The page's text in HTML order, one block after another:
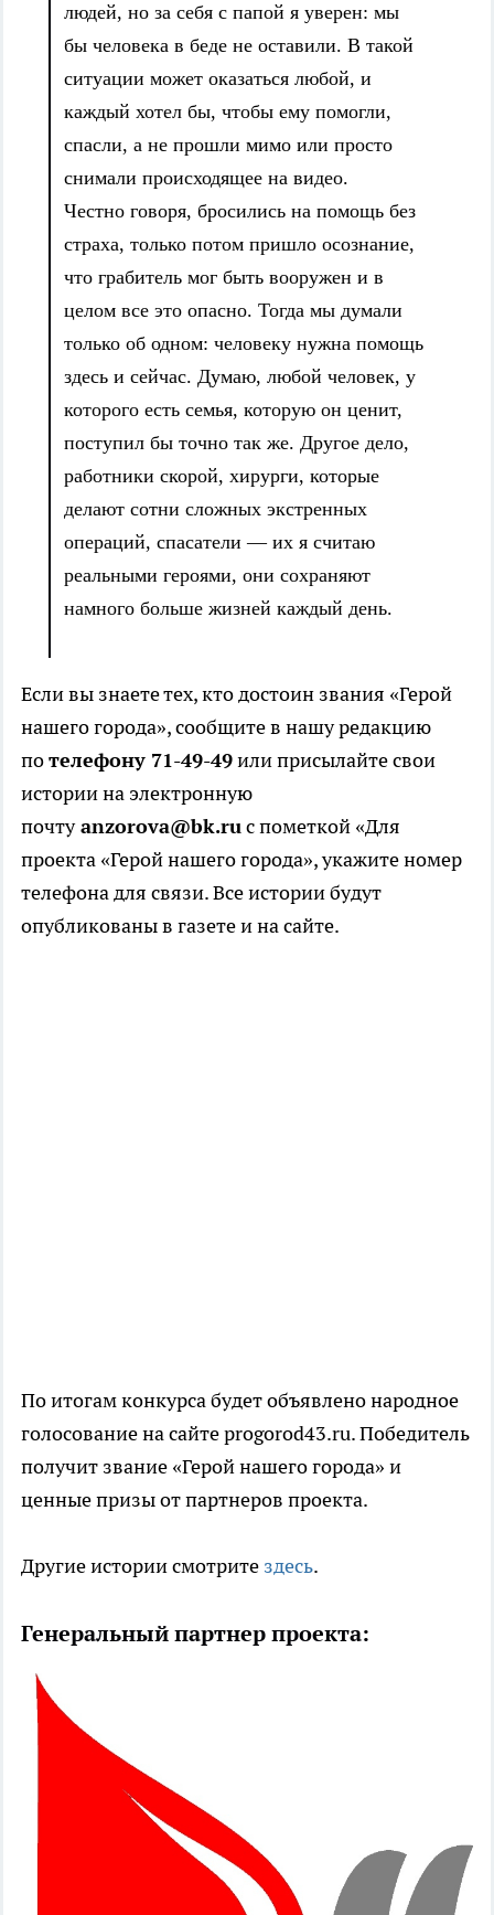
людей, но за себя с папой я уверен: мы
бы человека в беде не оставили. В такой
ситуации может оказаться любой, и
каждый хотел бы, чтобы ему помогли,
спасли, а не прошли мимо или просто
снимали происходящее на видео.
Честно говоря, бросились на помощь без
страха, только потом пришло осознание,
что грабитель мог быть вооружен и в
целом все это опасно. Тогда мы думали
только об одном: человеку нужна помощь
здесь и сейчас. Думаю, любой человек, у
которого есть семья, которую он ценит,
поступил бы точно так же. Другое дело,
работники скорой, хирурги, которые
делают сотни сложных экстренных
операций, спасатели — их я считаю
реальными героями, они сохраняют
намного больше жизней каждый день.
Если вы знаете тех, кто достоин звания «Герой
нашего города», сообщите в нашу редакцию
потелефону 71-49-49или присылайте свои
истории на электронную
почтуanzorova@bk.ruс пометкой «Для
проекта «Герой нашего города», укажите номер
телефона для связи. Все истории будут
опубликованы в газете и на сайте.
По итогам конкурса будет объявлено народное
голосование на сайте progorod43.ru. Победитель
получит звание «Герой нашего города» и
ценные призы от партнеров проекта.
Другие истории смотрите здесь.
Генеральный партнер проекта: